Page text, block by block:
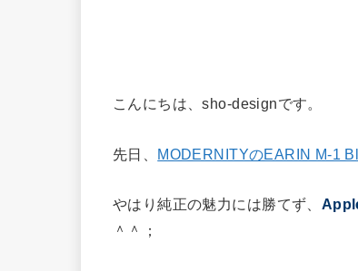
こんにちは、sho-designです。
先日、 MODERNITYのEARIN M-1
やはり純正の魅力には勝てず、
＾＾；